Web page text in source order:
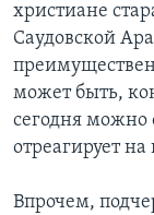
христиане
Саудовской
может быть,
сегодня можно
отреагирует
Впрочем,